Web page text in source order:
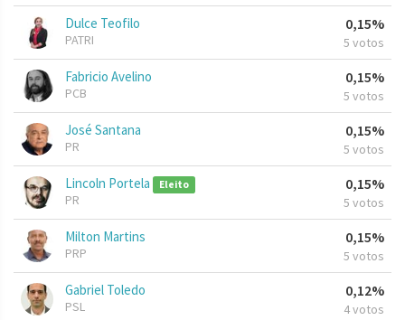
Dulce Teofilo
PATRI
0,15%
5 votos
Fabricio Avelino
PCB
0,15%
5 votos
José Santana
PR
0,15%
5 votos
Lincoln Portela Eleito
PR
0,15%
5 votos
Milton Martins
PRP
0,15%
5 votos
Gabriel Toledo
PSL
0,12%
4 votos